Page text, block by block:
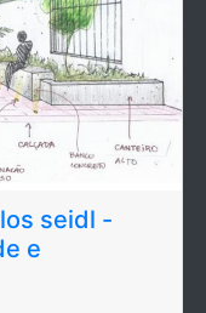
seidl -
e